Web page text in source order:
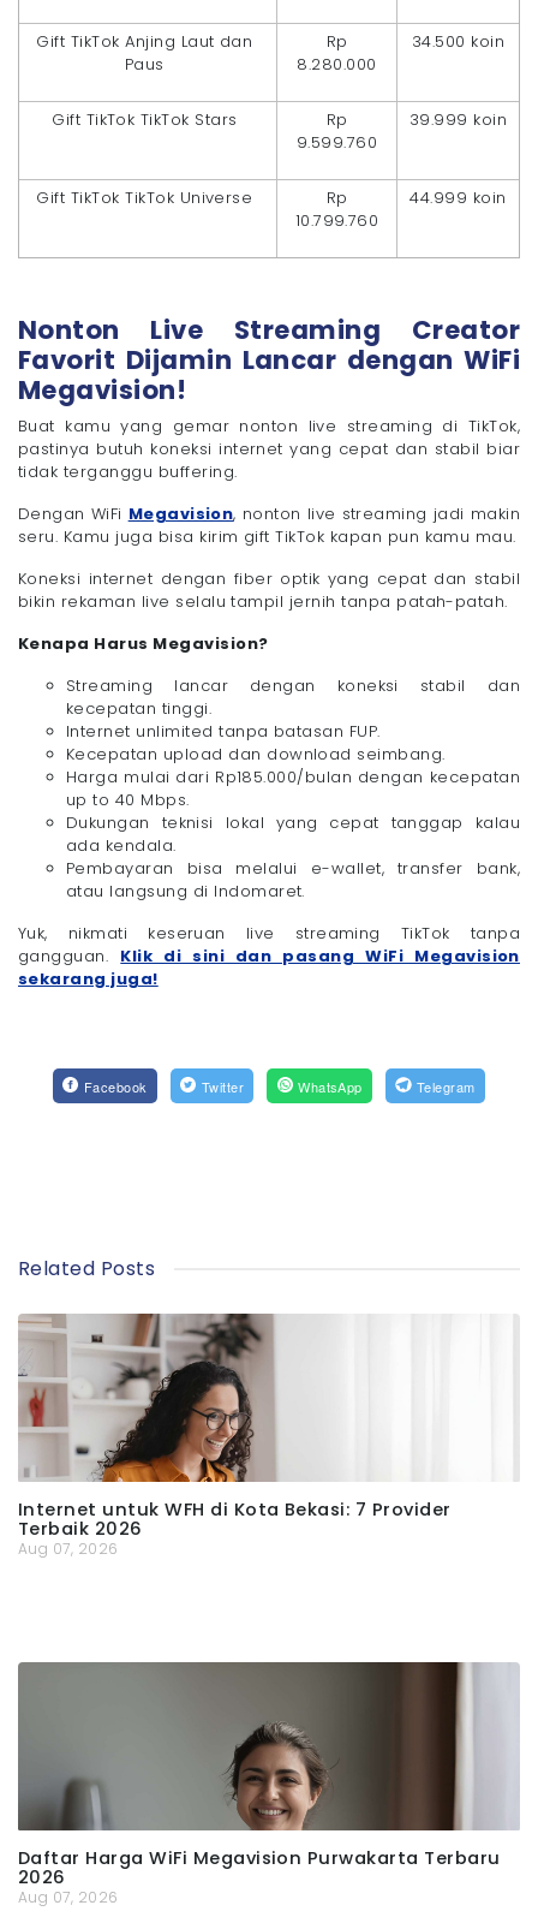
Gift TikTok Anjing Laut dan
Paus
Rp
8.280.000
34.500 koin
Gift TikTok TikTok Stars
Rp
9.599.760
39.999 koin
Gift TikTok TikTok Universe
Rp
10.799.760
44.999 koin
Nonton Live Streaming Creator
Favorit Dijamin Lancar dengan WiFi
Megavision!
Buat kamu yang gemar nonton live streaming di TikTok,
pastinya butuh koneksi internet yang cepat dan stabil biar
tidak terganggu buffering.
Dengan WiFi Megavision, nonton live streaming jadi makin
seru. Kamu juga bisa kirim gift TikTok kapan pun kamu mau.
Koneksi internet dengan fiber optik yang cepat dan stabil
bikin rekaman live selalu tampil jernih tanpa patah-patah.
Kenapa Harus Megavision?
Streaming lancar dengan koneksi stabil dan
kecepatan tinggi.
Internet unlimited tanpa batasan FUP.
Kecepatan upload dan download seimbang.
Harga mulai dari Rp185.000/bulan dengan kecepatan
up to 40 Mbps.
Dukungan teknisi lokal yang cepat tanggap kalau
ada kendala.
Pembayaran bisa melalui e-wallet, transfer bank,
atau langsung di Indomaret.
Yuk, nikmati keseruan live streaming TikTok tanpa
gangguan. Klik di sini dan pasang WiFi Megavision
sekarang juga!
Facebook Twitter WhatsApp Telegram
Related Posts
Internet untuk WFH di Kota Bekasi: 7 Provider
Terbaik 2026
Aug 07, 2026
Daftar Harga WiFi Megavision Purwakarta Terbaru
2026
Aug 07, 2026